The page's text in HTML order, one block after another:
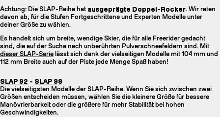
Achtung: Die SLAP-Reihe hat ausgeprägte Doppel-Rocker. Wir raten
davon ab, für die Stufen Fortgeschrittene und Experten Modelle unter
deiner Größe zu wählen.
Es handelt sich um breite, wendige Skier, die für alle Freerider gedacht
sind, die auf der Suche nach unberührten Pulverschneefeldern sind. Mit
dieser SLAP-Serie lässt sich dank der vielseitigen Modelle mit 104 mm und
112 mm Breite auch auf der Piste jede Menge Spaß haben!
SLAP 92 - SLAP 98
Die vielseitigsten Modelle der SLAP-Reihe. Wenn Sie sich zwischen zwei
Größen entscheiden müssen, wählen Sie die kleinere Größe für bessere
Manövrierbarkeit oder die größere für mehr Stabilität bei hohen
Geschwindigkeiten.